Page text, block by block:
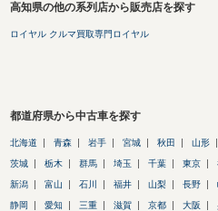
高知県の他の系列店から販売店を探す
ロイヤル クルマ買取専門ロイヤル
都道府県から中古車を探す
北海道 青森 岩手 宮城 秋田 山形
茨城 栃木 群馬 埼玉 千葉 東京
新潟 富山 石川 福井 山梨 長野
静岡 愛知 三重 滋賀 京都 大阪